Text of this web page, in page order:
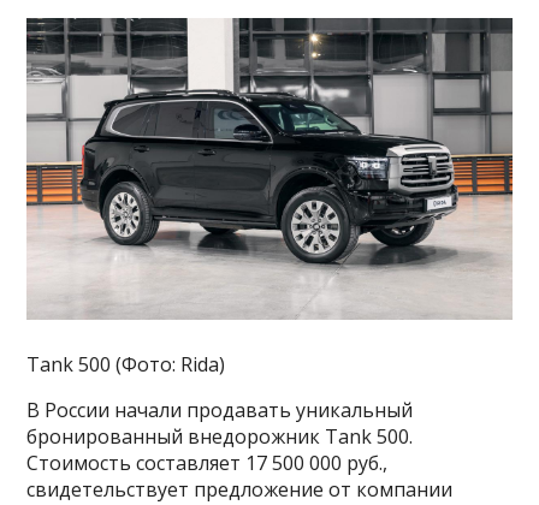
Tank 500 (Фото: Rida)
В России начали продавать уникальный
бронированный внедорожник Tank 500.
Стоимость составляет 17 500 000 руб.,
свидетельствует предложение от компании